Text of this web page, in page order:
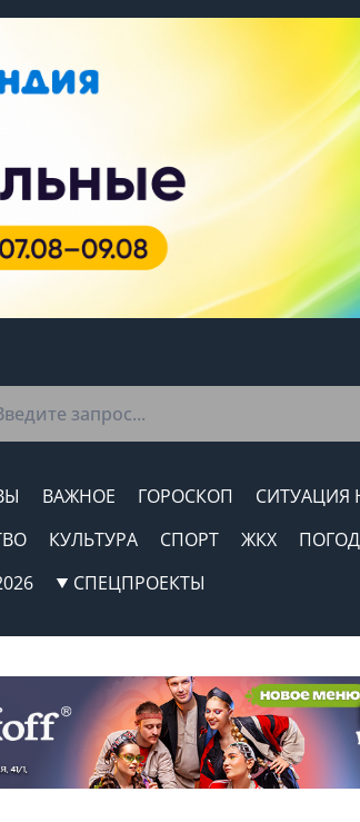
ВАЖНОЕ ГОРОСКОП СИТУАЦИЯ
КУЛЬТУРА СПОРТ ЖКХ
СПЕЦПРОЕКТЫ